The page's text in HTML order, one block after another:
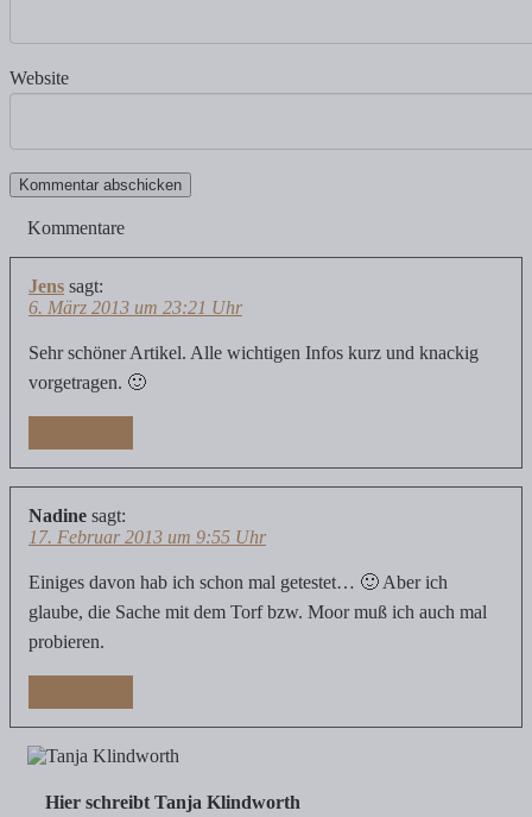
Website
Kommentare
Jens sagt:
6. März 2013 um 23:21 Uhr
Sehr schöner Artikel. Alle wichtigen Infos kurz und knackig
vorgetragen. 🙂
Nadine sagt:
17. Februar 2013 um 9:55 Uhr
Einiges davon hab ich schon mal getestet… 🙂 Aber ich
glaube, die Sache mit dem Torf bzw. Moor muß ich auch mal
probieren.
Hier schreibt Tanja Klindworth